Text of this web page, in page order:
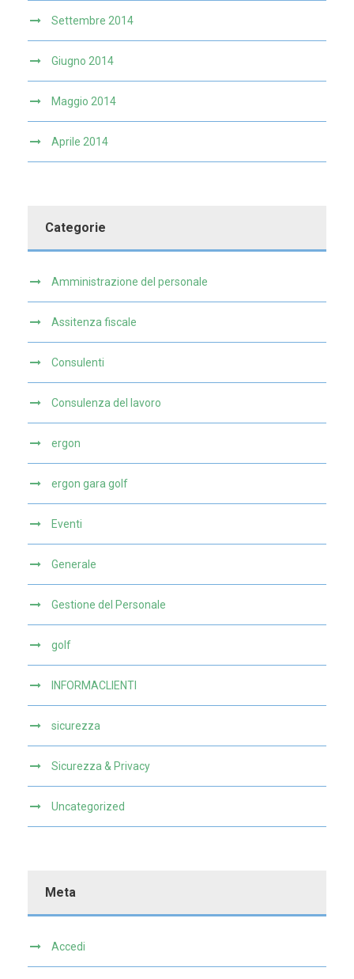
Settembre 2014
Giugno 2014
Maggio 2014
Aprile 2014
Categorie
Amministrazione del personale
Assitenza fiscale
Consulenti
Consulenza del lavoro
ergon
ergon gara golf
Eventi
Generale
Gestione del Personale
golf
INFORMACLIENTI
sicurezza
Sicurezza & Privacy
Uncategorized
Meta
Accedi